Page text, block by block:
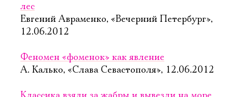
лес
Евгений Авраменко, «Вечерний Петербург»,
12.06.2012
Феномен «фоменок» как явление
А. Калько, «Слава Севастополя», 12.06.2012